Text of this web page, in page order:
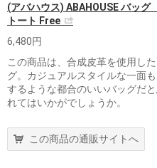
(アバハウス) ABAHOUSE バッ
トート Free
6,480円
この商品は、合成皮革を使用し
グ。カジュアルスタイルな一面
するような都合のいいバッグだ
れてはいかがでしょうか。
この商品の通販サイトへ